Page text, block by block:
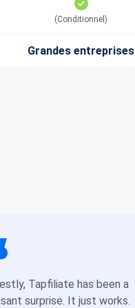
(Conditionnel)
Grandes entreprises
Tapfiliate has been a
surprise. It just works.